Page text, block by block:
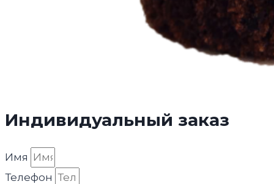
Индивидуальный заказ
Имя
Телефон